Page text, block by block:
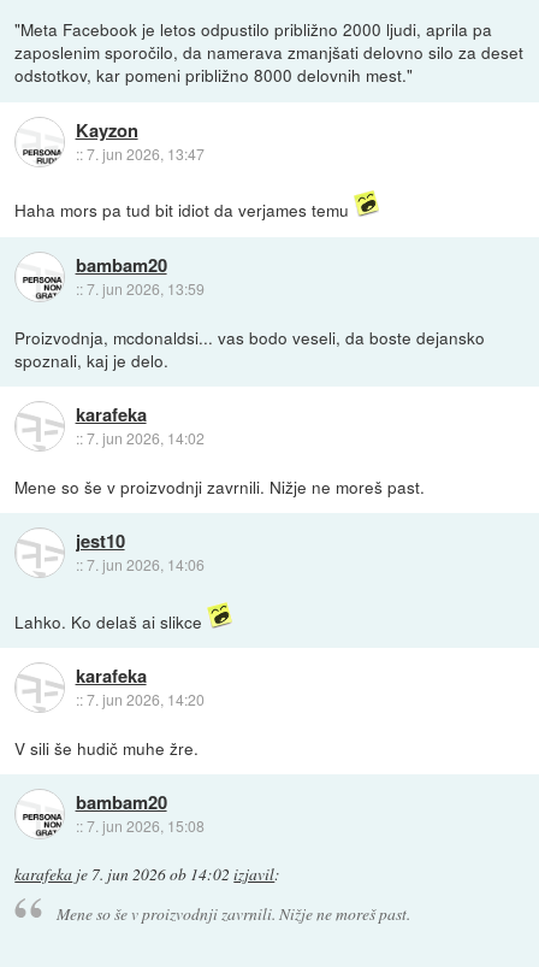
"Meta Facebook je letos odpustilo približno 2000 ljudi, aprila pa
zaposlenim sporočilo, da namerava zmanjšati delovno silo za deset
odstotkov, kar pomeni približno 8000 delovnih mest."
Kayzon
::7. jun 2026, 13:47
Haha mors pa tud bit idiot da verjames temu
bambam20
::7. jun 2026, 13:59
Proizvodnja, mcdonaldsi... vas bodo veseli, da boste dejansko
spoznali, kaj je delo.
karafeka
::7. jun 2026, 14:02
Mene so še v proizvodnji zavrnili. Nižje ne moreš past.
jest10
::7. jun 2026, 14:06
Lahko. Ko delaš ai slikce
karafeka
::7. jun 2026, 14:20
V sili še hudič muhe žre.
bambam20
::7. jun 2026, 15:08
karafeka je 7. jun 2026 ob 14:02 izjavil:
Mene so še v proizvodnji zavrnili. Nižje ne moreš past.